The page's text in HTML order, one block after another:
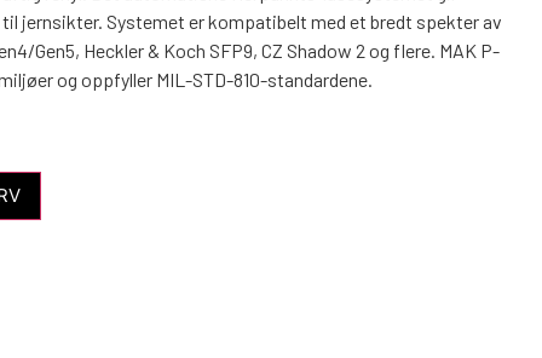
jernsikter. Systemet er kompatibelt med et bredt spekter av
Gen5, Heckler & Koch SFP9, CZ Shadow 2 og flere. MAK P-
og oppfyller MIL-STD-810-standardene.